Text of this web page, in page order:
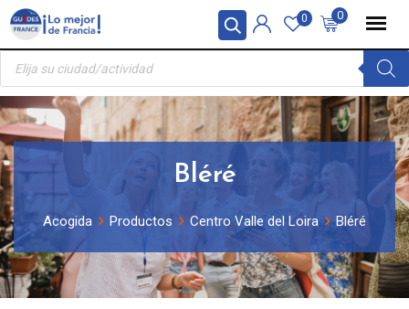
Panel de gestión de cookies
Skip
content
0
0
Búsqueda
productos
Bléré
Acogida Productos Centro Valle del Loira Bléré